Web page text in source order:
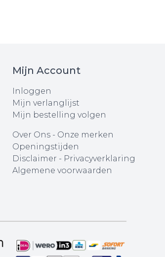
Mijn Account
Inloggen
Mijn verlanglijst
Mijn bestelling volgen
Over Ons- Onze merken
Openingstijden
Disclaimer - Privacyverklaring
Algemene voorwaarden